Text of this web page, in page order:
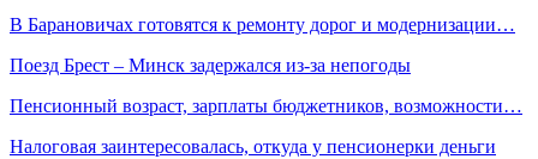
В Барановичах готовятся к ремонту дорог и модернизации…
Поезд Брест – Минск задержался из-за непогоды
Пенсионный возраст, зарплаты бюджетников, возможности…
Налоговая заинтересовалась, откуда у пенсионерки деньги